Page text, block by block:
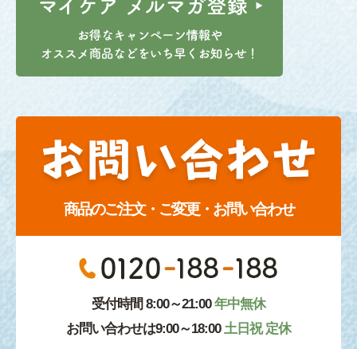
商品のご注文・ご変更・お問い合わせ
受付時間 8:00～21:00年中無休
お問い合わせは9:00～18:00 土日祝 定休